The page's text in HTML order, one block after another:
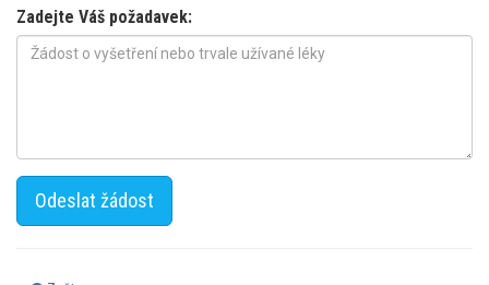
Zadejte Váš požadavek:
Odeslat žádost